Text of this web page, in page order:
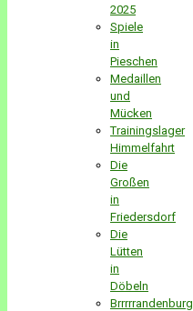
2025
Spiele
in
Pieschen
Medaillen
und
Mücken
Trainingslager
Himmelfahrt
Die
Großen
in
Friedersdorf
Die
Lütten
in
Döbeln
Brrrrrandenburg